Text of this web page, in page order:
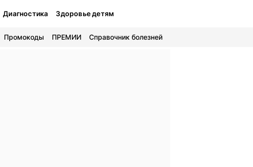
Диагностика Здоровье детям
Промокоды ПРЕМИИ Справочник болезней